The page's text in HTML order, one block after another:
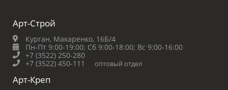
Арт-Строй
Курган, Макаренко, 16Б/4
Пн-Пт 9:00-19:00; Сб 9:00-18:00; Вс 9:00-16:00
+7 (3522) 250-280
+7 (3522) 450-111
оптовый отдел
Арт-Креп